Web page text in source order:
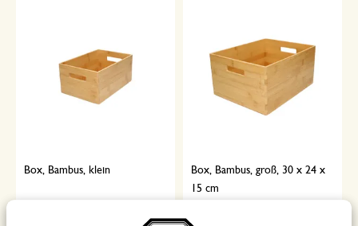
Box, Bambus, klein
Box, Bambus, groß, 30 x 24 x
15 cm